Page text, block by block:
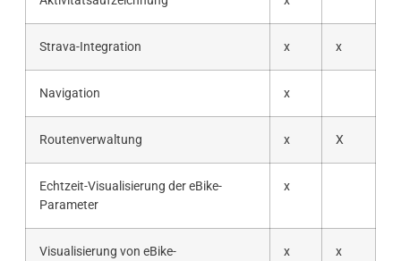
Strava-Integration x x
Navigation x
Routenverwaltung x X
Echtzeit-Visualisierung der eBike-
Parameter
x
Visualisierung von eBike-
x x